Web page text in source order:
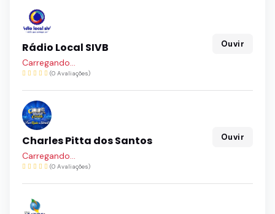
Rádio Local SIVB
Carregando...
(0 Avaliações)
Ouvir
Charles Pitta dos Santos
Carregando...
(0 Avaliações)
Ouvir